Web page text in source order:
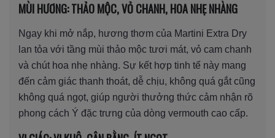
MÙI HƯƠNG: THẢO MỘC, VỎ CHANH, HOA NHẸ NHÀNG
Ngay khi mở nắp, hương thơm của Martini Extra Dry
lan tỏa với tầng mùi thảo mộc tươi mát, vỏ cam chanh
và chút hoa nhẹ nhàng. Sự kết hợp tinh tế này mang
đến cảm giác thanh thoát, dễ chịu, không quá gắt cũng
không quá ngọt, giúp người thưởng thức cảm nhận rõ
phong cách Ý đặc trưng của dòng vermouth cao cấp.